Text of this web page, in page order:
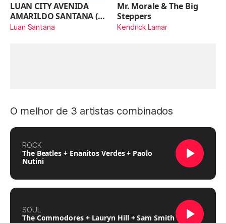
LUAN CITY AVENIDA
AMARILDO SANTANA (Ao
Vivo)
Luan Santana
Mr. Morale & The Big
Steppers
Kendrick Lamar
O melhor de 3 artistas combinados
ROCK
The Beatles + Enanitos Verdes + Paolo
Nutini
SOUL
The Commodores + Lauryn Hill + Sam Smith